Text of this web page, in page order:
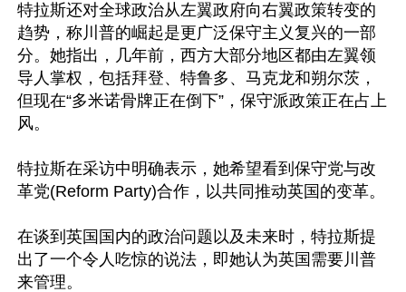
特拉斯还对全球政治从左翼政府向右翼政策转变的
趋势，称川普的崛起是更广泛保守主义复兴的一部
分。她指出，几年前，西方大部分地区都由左翼领
导人掌权，包括拜登、特鲁多、马克龙和朔尔茨，
但现在“多米诺骨牌正在倒下”，保守派政策正在占上
风。
特拉斯在采访中明确表示，她希望看到保守党与改
革党(Reform Party)合作，以共同推动英国的变革。
在谈到英国国内的政治问题以及未来时，特拉斯提
出了一个令人吃惊的说法，即她认为英国需要川普
来管理。